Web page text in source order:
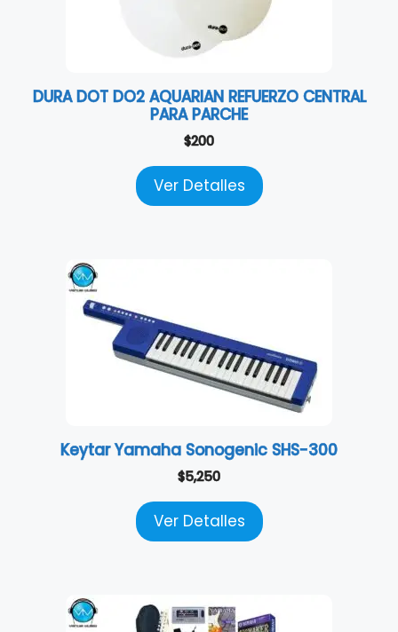
DURA DOT DO2 AQUARIAN REFUERZO CENTRAL
PARA PARCHE
$200
Ver Detalles
Keytar Yamaha Sonogenic SHS-300
$5,250
Ver Detalles